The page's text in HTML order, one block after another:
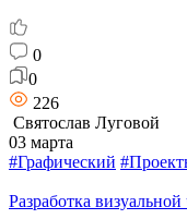
0
0
226
Святослав Луговой
03 марта
#Графический
Разработка